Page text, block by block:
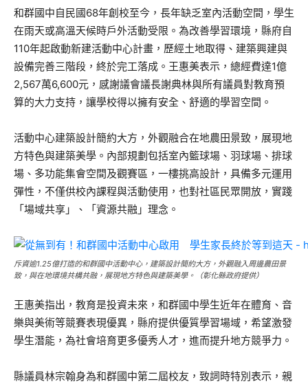
和群國中自民國68年創校至今，長年缺乏室內活動空間，學生
在雨天或高溫天候時戶外活動受限。為改善學習環境，縣府自
110年起啟動新建活動中心計畫，歷經土地取得、建築興建與
設備完善三階段，終於完工落成。王惠美表示，總經費達1億
2,567萬6,600元，感謝議會議長謝典林與所有議員對教育預
算的大力支持，讓學校得以擁有安全、舒適的學習空間。
活動中心建築設計簡約大方，外觀融合在地農田景致，展現地
方特色與建築美學。內部規劃包括室內籃球場、羽球場、排球
場、多功能集會空間及觀賽區，一樓挑高設計，具備多元運用
彈性，不僅供校內課程與活動使用，也對社區民眾開放，實踐
「場域共享」、「資源共融」理念。
斥資逾1.25億打造的和群國中活動中心，建築設計簡約大方，外觀融入周邊農田景
致，與在地環境共構共融，展現地方特色與建築美學。（彰化縣政府提供）
王惠美指出，教育是投資未來，和群國中學生近年在體育、音
樂與美術等競賽表現優異，縣府提供優質學習場域，希望激發
學生潛能，為社會培育更多優秀人才，進而提升地方競爭力。
縣議員林宗翰身為和群國中第二屆校友，致詞時特別表示，親